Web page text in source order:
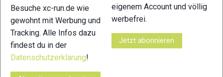
11
Besuche xc-run.de wie
gewohnt mit Werbung und
Tracking. Alle Infos dazu
findest du in der
Datenschutzerklärung!
eigenem Account und völlig
werbefrei.
Jetzt abonnieren